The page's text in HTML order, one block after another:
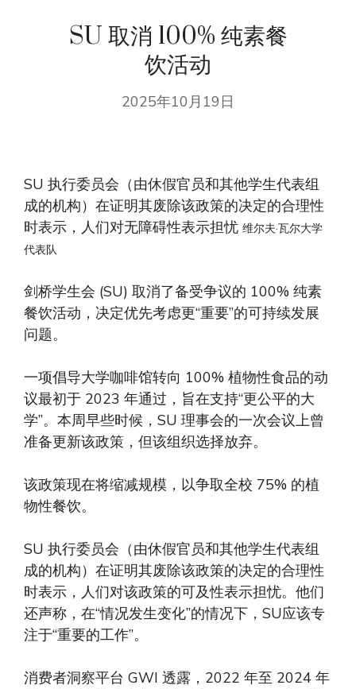
SU 取消 100% 纯素餐
饮活动
2025年10月19日
SU 执行委员会（由休假官员和其他学生代表组
成的机构）在证明其废除该政策的决定的合理性
时表示，人们对无障碍性表示担忧 维尔夫·瓦尔大学
代表队
剑桥学生会 (SU) 取消了备受争议的 100% 纯素
餐饮活动，决定优先考虑更“重要”的可持续发展
问题。
一项倡导大学咖啡馆转向 100% 植物性食品的动
议最初于 2023 年通过，旨在支持“更公平的大
学”。本周早些时候，SU 理事会的一次会议上曾
准备更新该政策，但该组织选择放弃。
该政策现在将缩减规模，以争取全校 75% 的植
物性餐饮。
SU 执行委员会（由休假官员和其他学生代表组
成的机构）在证明其废除该政策的决定的合理性
时表示，人们对该政策的可及性表示担忧。他们
还声称，在“情况发生变化”的情况下，SU应该专
注于“重要的工作”。
消费者洞察平台 GWI 透露，2022 年至 2024 年